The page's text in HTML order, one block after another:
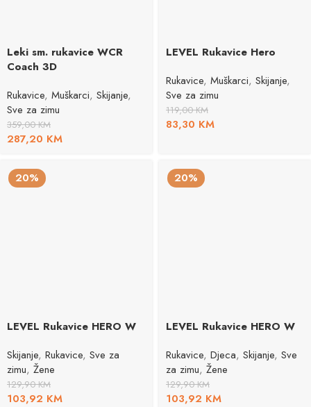
Leki sm. rukavice WCR
Coach 3D
Rukavice, Muškarci, Skijanje,
Sve za zimu
359,00KM
287,20 KM
LEVEL Rukavice Hero
Rukavice, Muškarci, Skijanje,
Sve za zimu
119,00KM
83,30 KM
20%
LEVEL Rukavice HERO W
Skijanje, Rukavice, Sve za
zimu, Žene
129,90KM
103,92 KM
20%
LEVEL Rukavice HERO W
Rukavice, Djeca, Skijanje, Sve
za zimu, Žene
129,90KM
103,92 KM